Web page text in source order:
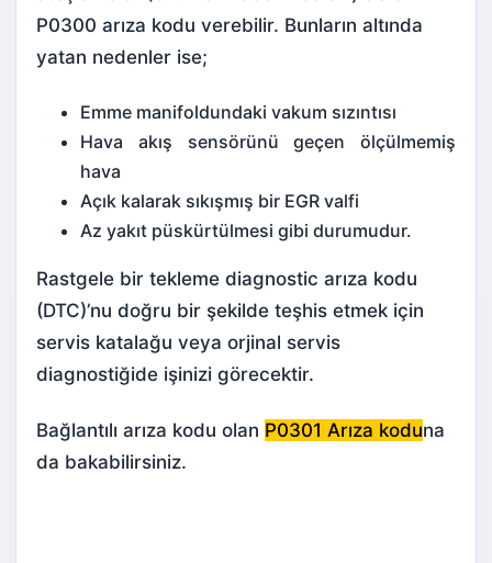
P0300 arıza kodu verebilir. Bunların altında
yatan nedenler ise;
Emme manifoldundaki vakum sızıntısı
Hava akış sensörünü geçen ölçülmemiş
hava
Açık kalarak sıkışmış bir EGR valfi
Az yakıt püskürtülmesi gibi durumudur.
Rastgele bir tekleme diagnostic arıza kodu
(DTC)’nu doğru bir şekilde teşhis etmek için
servis katalağu veya orjinal servis
diagnostiğide işinizi görecektir.
Bağlantılı arıza kodu olan P0301 Arıza koduna
da bakabilirsiniz.